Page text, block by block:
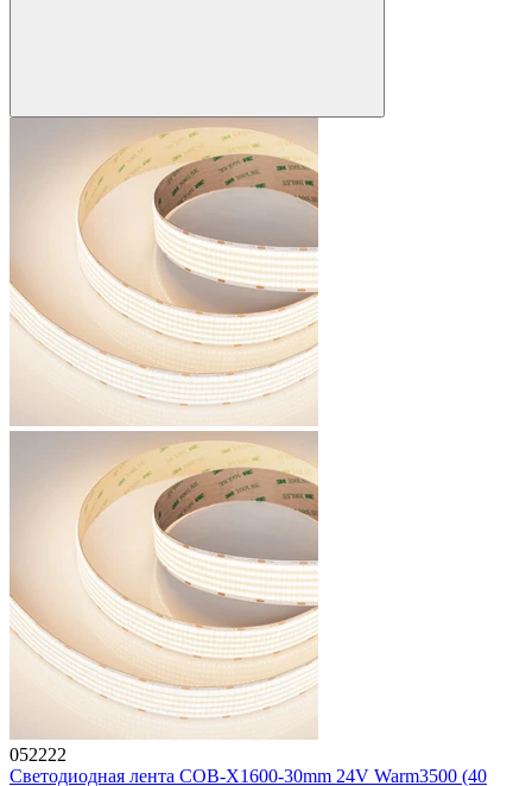
052222
Светодиодная лента COB-X1600-30mm 24V Warm3500 (40